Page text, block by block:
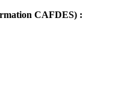
CAFDES) :